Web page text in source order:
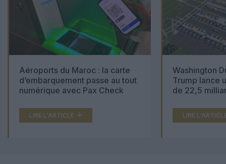
Aéroports du Maroc : la carte
d’embarquement passe au tout
numérique avec Pax Check
LIRE L'ARTICLE
Washington
Trump lance
de 22,5
LIRE